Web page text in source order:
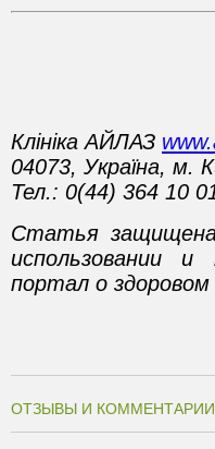
Клініка АЙЛАЗ
04073, Україна, м.
Тел.: 0(44) 364 10
Статья
использовании
портал о здоровом
ОТЗЫВЫ И КОММЕНТАРИИ